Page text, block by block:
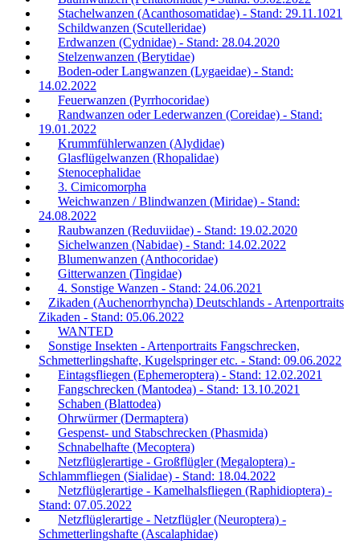
Stachelwanzen (Acanthosomatidae) - Stand: 29.11.1021
Schildwanzen (Scutelleridae)
Erdwanzen (Cydnidae) - Stand: 28.04.2020
Stelzenwanzen (Berytidae)
Boden-oder Langwanzen (Lygaeidae) - Stand:
14.02.2022
Feuerwanzen (Pyrrhocoridae)
Randwanzen oder Lederwanzen (Coreidae) - Stand:
19.01.2022
Krummfühlerwanzen (Alydidae)
Glasflügelwanzen (Rhopalidae)
Stenocephalidae
3. Cimicomorpha
Weichwanzen / Blindwanzen (Miridae) - Stand:
24.08.2022
Raubwanzen (Reduviidae) - Stand: 19.02.2020
Sichelwanzen (Nabidae) - Stand: 14.02.2022
Blumenwanzen (Anthocoridae)
Gitterwanzen (Tingidae)
4. Sonstige Wanzen - Stand: 24.06.2021
Zikaden (Auchenorrhyncha) Deutschlands - Artenportraits
Zikaden - Stand: 05.06.2022
WANTED
Sonstige Insekten - Artenportraits Fangschrecken,
Schmetterlingshafte, Kugelspringer etc. - Stand: 09.06.2022
Eintagsfliegen (Ephemeroptera) - Stand: 12.02.2021
Fangschrecken (Mantodea) - Stand: 13.10.2021
Schaben (Blattodea)
Ohrwürmer (Dermaptera)
Gespenst- und Stabschrecken (Phasmida)
Schnabelhafte (Mecoptera)
Netzflüglerartige - Großflügler (Megaloptera) -
Schlammfliegen (Sialidae) - Stand: 18.04.2022
Netzflüglerartige - Kamelhalsfliegen (Raphidioptera) -
Stand: 07.05.2022
Netzflüglerartige - Netzflügler (Neuroptera) -
Schmetterlingshafte (Ascalaphidae)